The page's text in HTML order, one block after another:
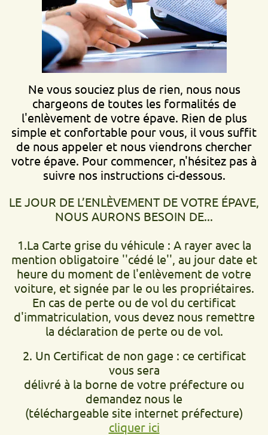
Ne vous souciez plus de rien, nous nous
chargeons de toutes les formalités de
l'enlèvement de votre épave. Rien de plus
simple et confortable pour vous, il vous suffit
de nous appeler et nous viendrons chercher
votre épave. Pour commencer, n'hésitez pas à
suivre nos instructions ci-dessous.
LE JOUR DE L’ENLÈVEMENT DE VOTRE ÉPAVE,
NOUS AURONS BESOIN DE...
1.La Carte grise du véhicule : A rayer avec la
mention obligatoire ''cédé le'', au jour date et
heure du moment de l'enlèvement de votre
voiture, et signée par le ou les propriétaires.
En cas de perte ou de vol du certificat
d'immatriculation, vous devez nous remettre
la déclaration de perte ou de vol.
2. Un Certificat de non gage : ce certificat
vous sera
délivré à la borne de votre préfecture ou
demandez nous le
(téléchargeable site internet préfecture)
cliquer ici